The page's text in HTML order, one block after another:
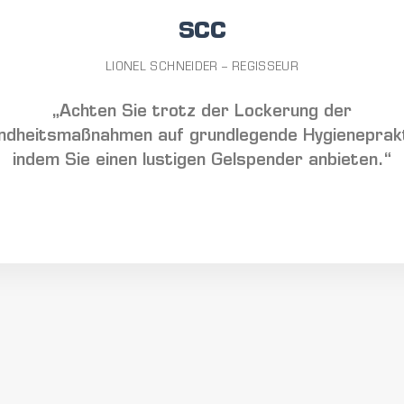
SCC
LIONEL SCHNEIDER – REGISSEUR
„Achten Sie trotz der Lockerung der
auf grundlegende
indem Sie einen lustigen Gelspender anbieten.“